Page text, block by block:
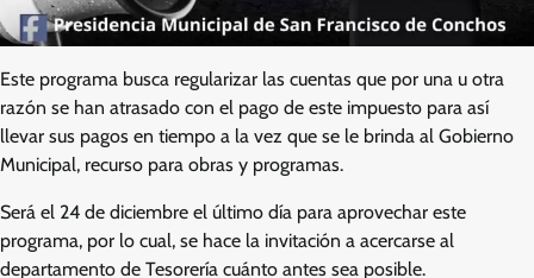
Este programa busca regularizar las cuentas que por una u otra
razón se han atrasado con el pago de este impuesto para así
llevar sus pagos en tiempo a la vez que se le brinda al Gobierno
Municipal, recurso para obras y programas.
Será el 24 de diciembre el último día para aprovechar este
programa, por lo cual, se hace la invitación a acercarse al
departamento de Tesorería cuánto antes sea posible.